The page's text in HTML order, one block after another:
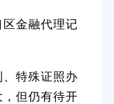
金融代理记
特殊证照办
但仍有待开